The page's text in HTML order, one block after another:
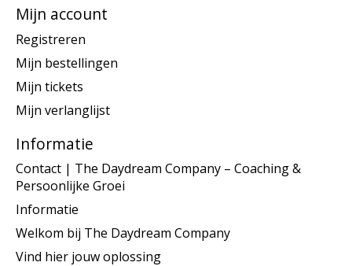
Mijn account
Registreren
Mijn bestellingen
Mijn tickets
Mijn verlanglijst
Informatie
Contact | The Daydream Company – Coaching &
Persoonlijke Groei
Informatie
Welkom bij The Daydream Company
Vind hier jouw oplossing